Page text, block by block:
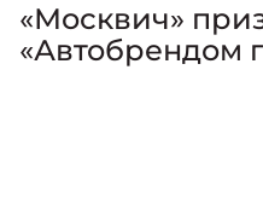
«Москвич»
«Автобрендом